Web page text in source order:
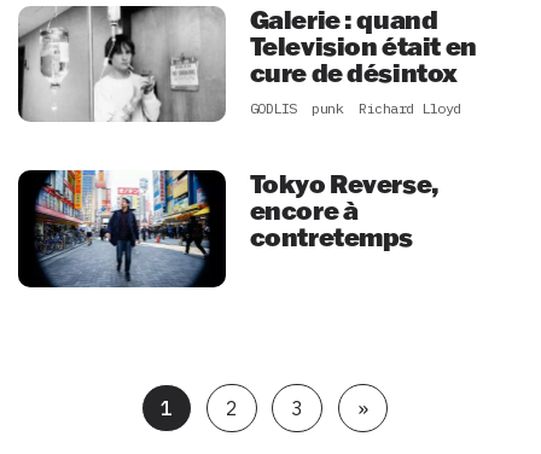
Galerie : quand
Television était en
cure de désintox
GODLIS punk Richard Lloyd
Tokyo Reverse,
encore à
contretemps
1 2 3 »